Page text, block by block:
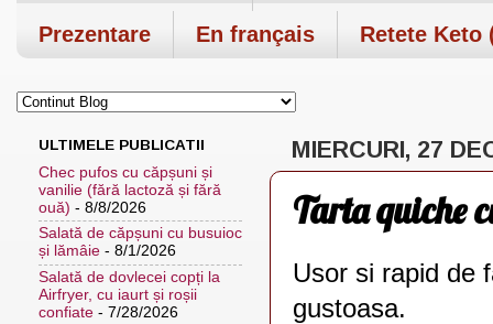
Prezentare
En français Retete Keto
MIERCURI, 27
Tarta quiche
Usor si rapid de
gustoasa.
ULTIMELE PUBLICATII
Chec pufos cu căpșuni și
vanilie (fără lactoză și fără
ouă) - 8/8/2026
Salată de căpșuni cu busuioc
și lămâie - 8/1/2026
Salată de dovlecei copți la
Airfryer, cu iaurt și roșii
confiate - 7/28/2026